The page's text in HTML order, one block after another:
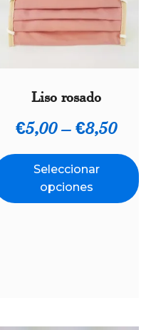
Liso rosado
€5,00– €8,50
Seleccionar
opciones